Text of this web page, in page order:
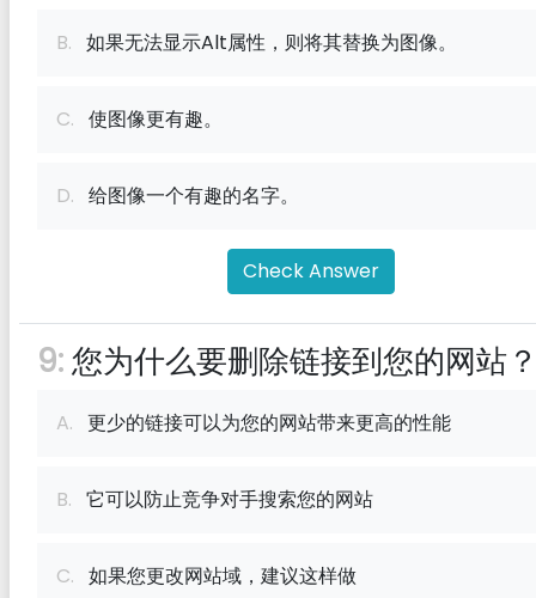
B. 如果无法显示Alt属性，则将其替换为图像。
C. 使图像更有趣。
D. 给图像一个有趣的名字。
Check Answer
9:您为什么要删除链接到您的网站
A. 更少的链接可以为您的网站带来更高的性能
B. 它可以防止竞争对手搜索您的网站
C. 如果您更改网站域，建议这样做